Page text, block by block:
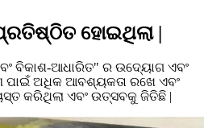
ହୋଇଥିଲା |
ବିକାଶ-ଆଧାରିତ" ର ଉଦ୍ୟୋଗ ଏବଂ
ପାଇଁ ଅଧିକ ଆବଶ୍ୟକତା ରଖେ ଏବଂ
କରିଥିଲା ​​ଏବଂ ଉତ୍ସବକୁ ଜିତିଛି |